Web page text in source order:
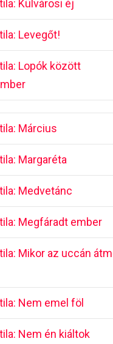
Külvárosi éj
Levegőt!
Lopók között
Március
Margaréta
Medvetánc
Megfáradt ember
Mikor az uccán
Nem emel föl
Nem én kiáltok